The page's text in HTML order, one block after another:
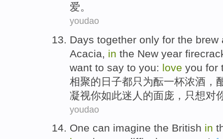
爱。
youdao
Days together only for the brew
Acacia
in the New year
want to say to you: love you for
相聚的 日子都只为酝一杯浓酒 ，
凝视你如此迷人 的面庞 ， 只想对
youdao
One can imagine the British in